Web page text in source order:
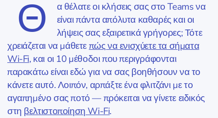
Θ
α θέλατε οι κλήσεις σας στο Teams να
είναι πάντα απόλυτα καθαρές και οι
λήψεις σας εξαιρετικά γρήγορες; Τότε
χρειάζεται να μάθετεπώς να ενισχύετε τα σήματα
Wi-Fi, και οι 10 μέθοδοι που περιγράφονται
παρακάτω είναι εδώ για να σας βοηθήσουν να το
κάνετε αυτό. Λοιπόν, αρπάξτε ένα φλιτζάνι με το
αγαπημένο σας ποτό — πρόκειται να γίνετε ειδικός
στη βελτιστοποίηση Wi-Fi.